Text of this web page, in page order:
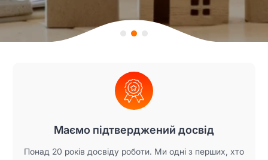
Маємо підтверджений досвід
Понад 20 років досвіду роботи. Ми одні з перших, хто